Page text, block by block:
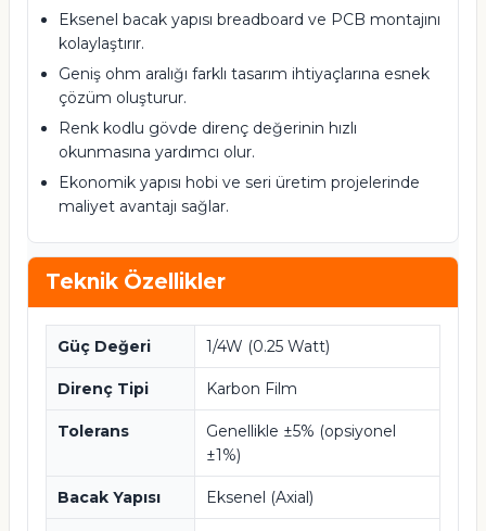
Eksenel bacak yapısı breadboard ve PCB montajını
kolaylaştırır.
Geniş ohm aralığı farklı tasarım ihtiyaçlarına esnek
çözüm oluşturur.
Renk kodlu gövde direnç değerinin hızlı
okunmasına yardımcı olur.
Ekonomik yapısı hobi ve seri üretim projelerinde
maliyet avantajı sağlar.
Teknik Özellikler
Güç Değeri 1/4W (0.25 Watt)
Direnç Tipi Karbon Film
Tolerans
Genellikle ±5% (opsiyonel
±1%)
Bacak Yapısı Eksenel (Axial)